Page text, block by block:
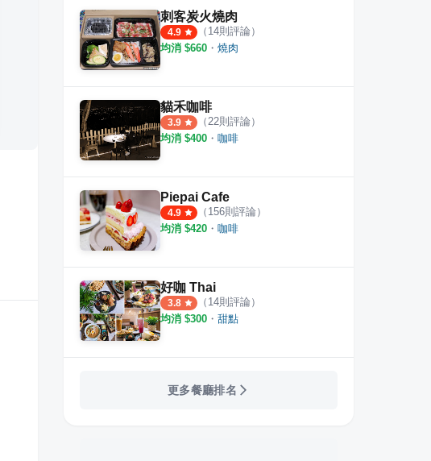
刺客炭火燒肉
4.9 （ 14則評論）
均消 $660 ・ 燒肉
貓禾咖啡
3.9 （22則評論）
均消 $400 ・ 咖啡
Piepai Cafe
4.9 （ 156則評論）
均消 $420 ・ 咖啡
好咖 Thai
3.8 （ 14則評論）
均消 $300 ・ 甜點
更多餐廳排名